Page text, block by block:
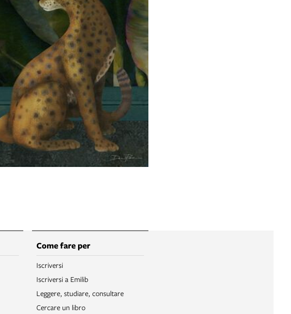
Come fare per
Iscriversi
Iscriversi a Emilib
Leggere, studiare, consultare
Cercare un libro